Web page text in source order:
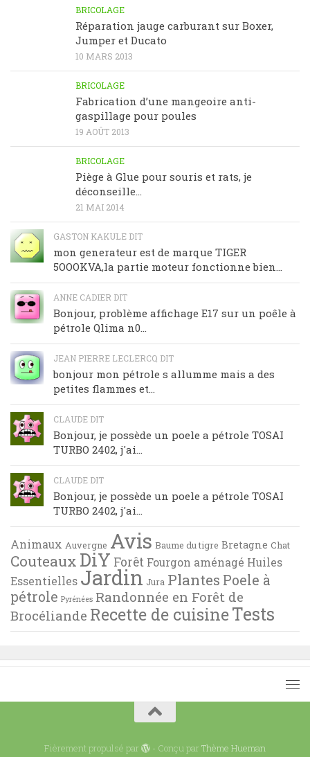
BRICOLAGE
Réparation jauge carburant sur Boxer,
Jumper et Ducato
10 MARS 2013
BRICOLAGE
Fabrication d’une mangeoire anti-
gaspillage pour poules
19 AOÛT 2013
BRICOLAGE
Piège à Glue pour souris et rats, je
déconseille…
21 MAI 2014
GASTON KAKULE DIT
mon generateur est de marque TIGER
5OOOKVA,la partie moteur fonctionne bien...
ANNE CADIER DIT
Bonjour, problème affichage E17 sur un poêle à
pétrole Qlima n0...
JEAN PIERRE LECLERCQ DIT
bonjour mon pétrole s allumme mais a des
petites flammes et...
CLAUDE DIT
Bonjour, je possède un poele a pétrole TOSAI
TURBO 2402, j'ai...
CLAUDE DIT
Bonjour, je possède un poele a pétrole TOSAI
TURBO 2402, j'ai...
Animaux Auvergne Avis Baume du tigre Bretagne Chat
Couteaux DiY Forêt Fourgon aménagé Huiles
Essentielles Jardin Jura Plantes Poele à
pétrole Pyrénées Randonnée en Forêt de
Brocéliande Recette de cuisineTests
Fièrement propulsé par - Conçu parThème Hueman